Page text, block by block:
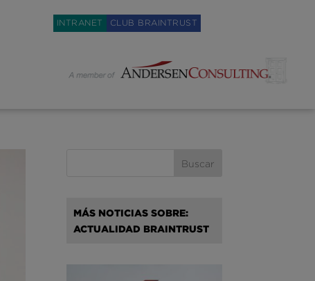
INTRANET CLUB BRAINTRUST
MÁS NOTICIAS SOBRE:
ACTUALIDAD BRAINTRUST